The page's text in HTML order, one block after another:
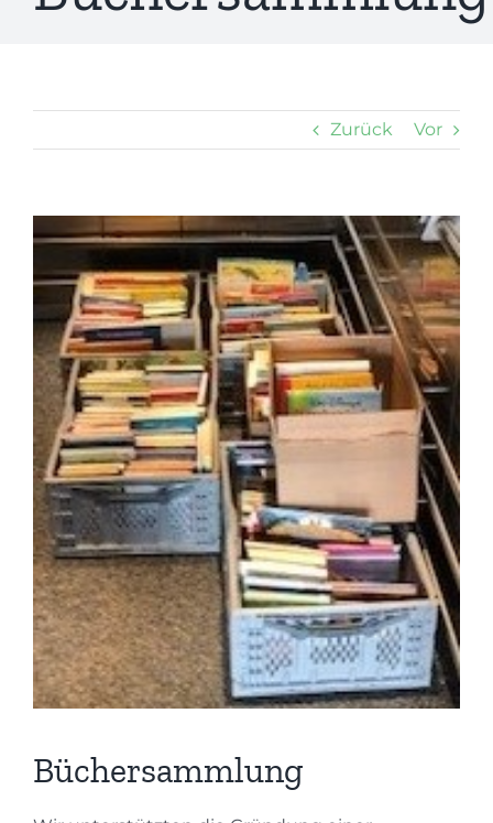
Zurück Vor
Zeige
Bild
Büchersammlung